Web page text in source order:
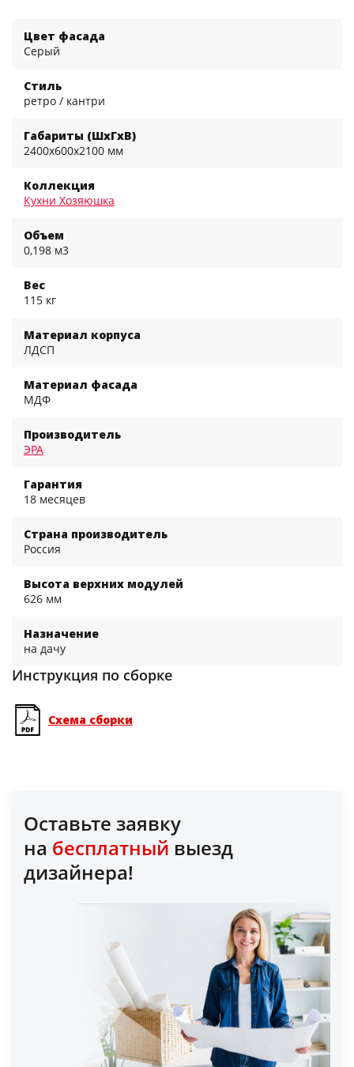
Цвет фасада
Серый
Стиль
ретро / кантри
Габариты (ШхГхВ)
2400x600x2100 мм
Коллекция
Кухни Хозяюшка
Объем
0,198 м3
Вес
115 кг
Материал корпуса
ЛДСП
Материал фасада
МДФ
Производитель
ЭРА
Гарантия
18 месяцев
Страна производитель
Россия
Высота верхних модулей
626 мм
Назначение
на дачу
Инструкция по сборке
Схема сборки
Оставьте заявку
на бесплатный выезд
дизайнера!